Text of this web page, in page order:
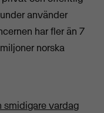
använder
har fler än 7
norska
smidigare vardag